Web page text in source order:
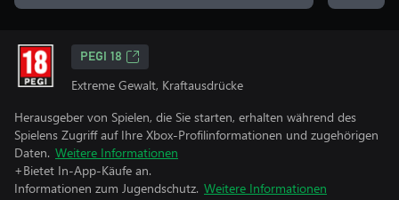
PEGI 18
Extreme Gewalt, Kraftausdrücke
Herausgeber von Spielen, die Sie starten, erhalten während des
Spielens Zugriff auf Ihre Xbox-Profilinformationen und zugehörigen
Daten. Weitere Informationen
+Bietet In-App-Käufe an.
Informationen zum Jugendschutz. Weitere Informationen